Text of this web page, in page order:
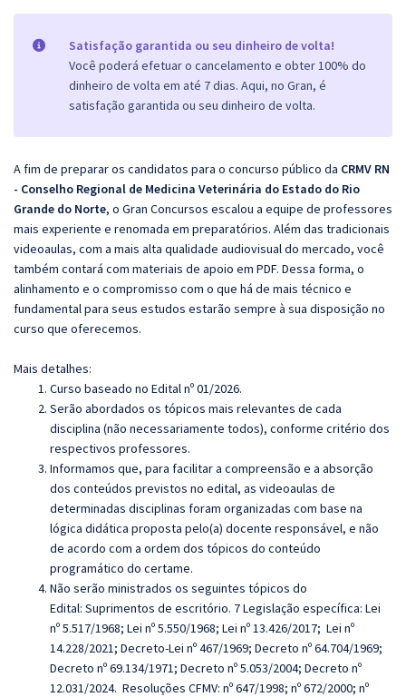
Satisfação garantida ou seu dinheiro de volta!
Você poderá efetuar o cancelamento e obter 100% do
dinheiro de volta em até 7 dias. Aqui, no Gran, é
satisfação garantida ou seu dinheiro de volta.
A fim de preparar os candidatos para o concurso público da CRMV RN
- Conselho Regional de Medicina Veterinária do Estado do Rio
Grande do Norte, o Gran Concursos escalou a equipe de professores
mais experiente e renomada em preparatórios. Além das tradicionais
videoaulas, com a mais alta qualidade audiovisual do mercado, você
também contará com materiais de apoio em PDF. Dessa forma, o
alinhamento e o compromisso com o que há de mais técnico e
fundamental para seus estudos estarão sempre à sua disposição no
curso que oferecemos.
Mais detalhes:
Curso baseado no Edital nº 01/2026.
Serão abordados os tópicos mais relevantes de cada
disciplina (não necessariamente todos), conforme critério dos
respectivos professores.
Informamos que, para facilitar a compreensão e a absorção
dos conteúdos previstos no edital, as videoaulas de
determinadas disciplinas foram organizadas com base na
lógica didática proposta pelo(a) docente responsável, e não
de acordo com a ordem dos tópicos do conteúdo
programático do certame.
Não serão ministrados os seguintes tópicos do
Edital: Suprimentos de escritório. 7Legislação específica: Lei
nº 5.517/1968; Lei nº 5.550/1968; Lei nº 13.426/2017; Lei nº
14.228/2021; Decreto-Lei nº 467/1969; Decreto nº 64.704/1969;
Decreto nº 69.134/1971; Decreto nº 5.053/2004; Decreto nº
12.031/2024. Resoluções CFMV: nº 647/1998; nº 672/2000; nº